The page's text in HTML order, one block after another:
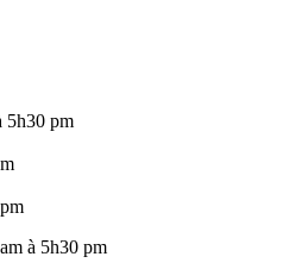
5h30 pm
à 5h30 pm